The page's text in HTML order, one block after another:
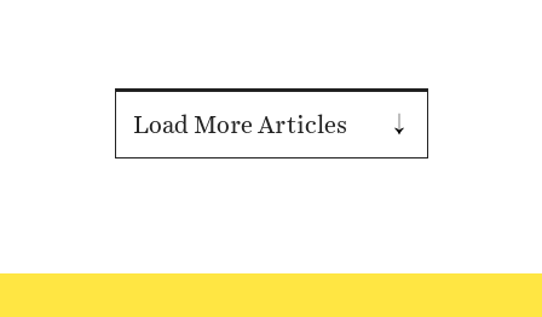
Load More Articles